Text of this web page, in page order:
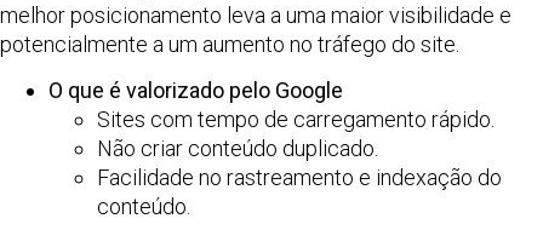
melhor posicionamento leva a uma maior visibilidade e
potencialmente a um aumento no tráfego do site.
O que é valorizado pelo Google
Sites com tempo de carregamento rápido.
Não criar conteúdo duplicado.
Facilidade no rastreamento e indexação do
conteúdo.